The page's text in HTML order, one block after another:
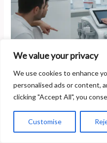
We value your privacy
We use cookies to enhance
personalised ads or content,
clicking "Accept All", you
Customise
Quels sont les critères qui
técarthérapie ?
Que faire en cas de molaire
rendez-vous chez le dentiste ?